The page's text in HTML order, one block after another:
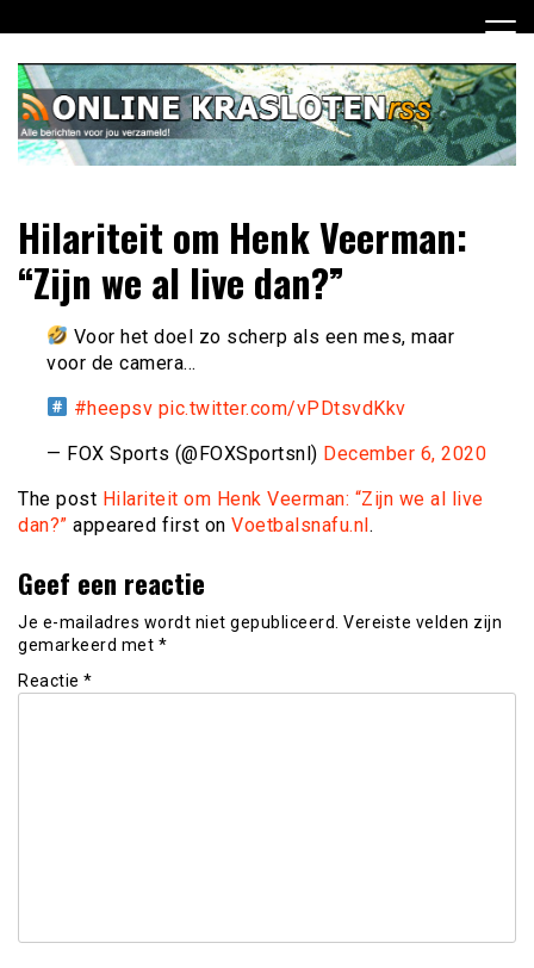
naar
inhoud
Online Krasloten RSS
jou verzameld
Hilariteit om Henk Veerman:
“Zijn we al live dan?”
Voor het doel zo scherp als een mes, maar
voor de camera…
#heepsv pic.twitter.com/vPDtsvdKkv
— FOX Sports (@FOXSportsnl) December 6, 2020
The post Hilariteit om Henk Veerman: “Zijn we al live
dan?” appeared first on Voetbalsnafu.nl.
Geef een reactie
Je e-mailadres wordt niet gepubliceerd. Vereiste velden zijn
gemarkeerd met *
Reactie *